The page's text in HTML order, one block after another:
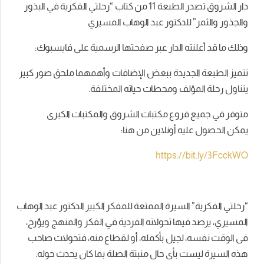
دار الشروق تصدر الطبعة 11 من كتاب “رحلتي الفكرية في البذور
والجذور والثمر” للدكتور عبد الوهاب المسيري
وذلك ما قد أعلنته الدار عبر صفحتها الرسمية على فايسبوك:
تتميز الطبعة الجديدة ببعض الإضافات وأهمهما ملحق صور كبير
يتناول رحلة المؤلف ومحطات حياته المختلفة.
متوفر في جميع فروع مكتبات الشروق والمكتبات الكبرى
يمكن الحصول عليه أونلاين من هنا:
https://bit.ly/3FcckWO
“رحلتي الفكرية” السيرة الممتعة للمفكر الكبير الدكتور عبد الوهاب
المسيري، يرصد فيها تحولاته الفردية في الفكر والمنهج ويؤرخ،
فى الوقت نفسه، لجيل بأكمله، أو لقطاع منه، فتحولات صاحب
هذه السيرة ليست بأى حال منبتة الصلة بما كان يحدث حوله.